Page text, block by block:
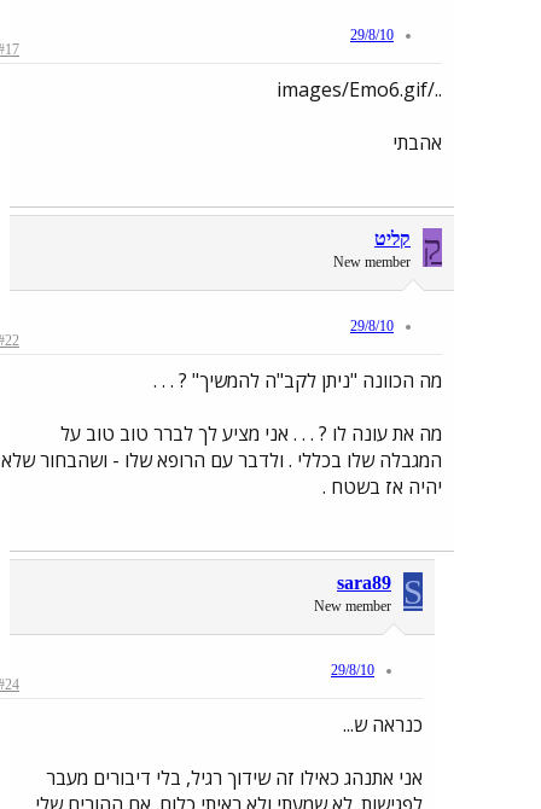
29/8/10
#17
אהבתי
ק קליט
New member
29/8/10
#22
מה הכוונה "ניתן לקב"ה להמשיך" ? . . .
מה את עונה לו ? . . . אני מציע לך לברר טוב טוב על
המגבלה שלו בכללי . ולדבר עם הרופא שלו - ושהבחור שלא
יהיה אז בשטח .
S
sara89
New member
29/8/10
#24
כנראה ש...
אני אתנהג כאילו זה שידוך רגיל, בלי דיבורים מעבר